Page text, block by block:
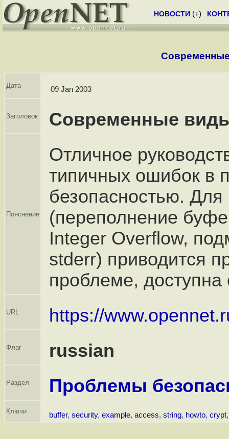
НОВОСТИ (+)
Дата 09 Jan 2003
Заголовок Современные
Пояснение
Отличное
типичных ошибок в
безопасностью. Для
(переполнение
Integer Overflow,
stderr) приводится
проблеме, доступна
URL https://
Флаг russian
Раздел Проблемы
Ключи buffer, security, example, access, string, howto, crypt